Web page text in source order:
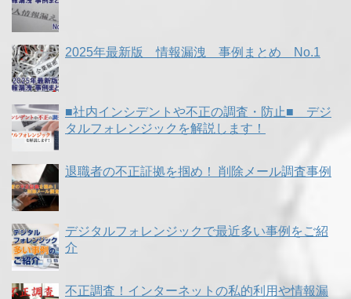
2025年最新版 情報漏洩 事例まとめ No.1
■社内インシデントや不正の調査・防止■ デジ
タルフォレンジックを解説します！
退職者の不正証拠を掴め！ 削除メール調査事例
デジタルフォレンジックで最近多い事例をご紹
介
不正調査！インターネットの私的利用や情報漏